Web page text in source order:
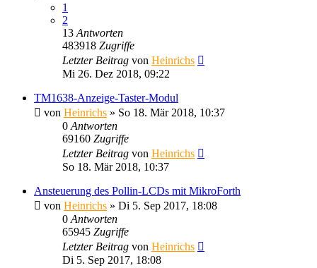
1
2
13 Antworten
483918 Zugriffe
Letzter Beitrag von Heinrichs
Mi 26. Dez 2018, 09:22
TM1638-Anzeige-Taster-Modul
von Heinrichs » So 18. Mär 2018, 10:37
0 Antworten
69160 Zugriffe
Letzter Beitrag von Heinrichs
So 18. Mär 2018, 10:37
Ansteuerung des Pollin-LCDs mit MikroForth
von Heinrichs » Di 5. Sep 2017, 18:08
0 Antworten
65945 Zugriffe
Letzter Beitrag von Heinrichs
Di 5. Sep 2017, 18:08